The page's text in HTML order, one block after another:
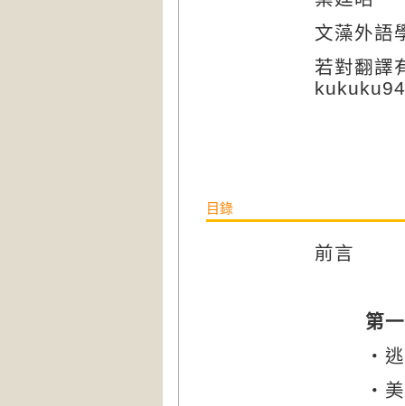
文藻外語
若對翻譯
目錄
前言
第
‧
‧